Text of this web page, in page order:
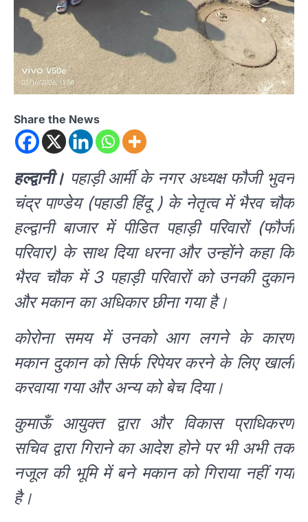
Share the News
हल्द्वानी। पहाड़ी आर्मी के नगर अध्यक्ष फौजी भुवन
चंद्र पाण्डेय (पहाडी हिंदू ) के नेतृत्व में भैरव चौक
हल्द्वानी बाजार में पीडित पहाड़ी परिवारों (फौजी
परिवार) के साथ दिया धरना और उन्होंने कहा कि
भैरव चौक में 3 पहाड़ी परिवारों को उनकी दुकान
और मकान का अधिकार छीना गया है।
कोरोना समय में उनको आग लगने के कारण
मकान दुकान को सिर्फ रिपेयर करने के लिए खाली
करवाया गया और अन्य को बेच दिया।
कुमाऊँ आयुक्त द्वारा और विकास प्राधिकरण
सचिव द्वारा गिराने का आदेश होने पर भी अभी तक
नजूल की भूमि में बने मकान को गिराया नहीं गया
है।